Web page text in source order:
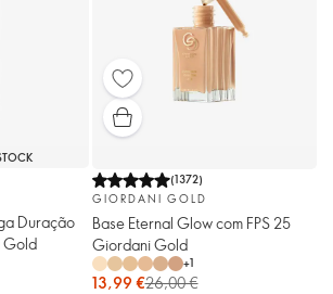
Duração
Gold
(1372)
GIORDANI GOLD
Base Eternal Glow com FPS 25
Giordani Gold
+1
13,99 €26,00 €